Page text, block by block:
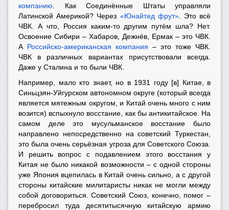
компанию . Как Соединённые Штаты управляли
Латинской Америкой? Через «Юнайтед фрут». Это всё
ЧВК. А что, Россия каким-то другим путём шла? Нет.
Освоение Сибири – Хабаров, Дежнёв, Ермак – это ЧВК.
А Российско-американская компания – это тоже ЧВК.
ЧВК в различных вариантах присутствовали всегда.
Даже у Сталина и то были ЧВК.
Например, мало кто знает, но в 1931 году [в] Китае, в
Синьцзян-Уйгурском автономном округе (который всегда
является мятежным округом, и Китай очень много с ним
возится) вспыхнуло восстание, как бы антикитайское. На
самом деле это мусульманское восстание было
направлено непосредственно на советский Туркестан,
это была очень серьёзная угроза для Советского Союза.
И решить вопрос с подавлением этого восстания у
Китая не было никакой возможности – с одной стороны
уже Япония вцепилась в Китай очень сильно, а с другой
стороны китайские милитаристы никак не могли между
собой договориться. Советский Союз, конечно, помог –
перебросил туда десятитысячную китайскую армию